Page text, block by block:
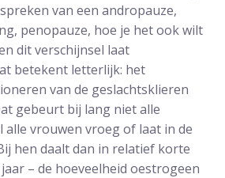
van een andropauze,
penopauze, hoe je het ook wilt
dit verschijnsel laat
betekent letterlijk: het
van de geslachtsklieren
gebeurt bij lang niet alle
alle vrouwen vroeg of laat in de
hen daalt dan in relatief korte
– de hoeveelheid oestrogeen